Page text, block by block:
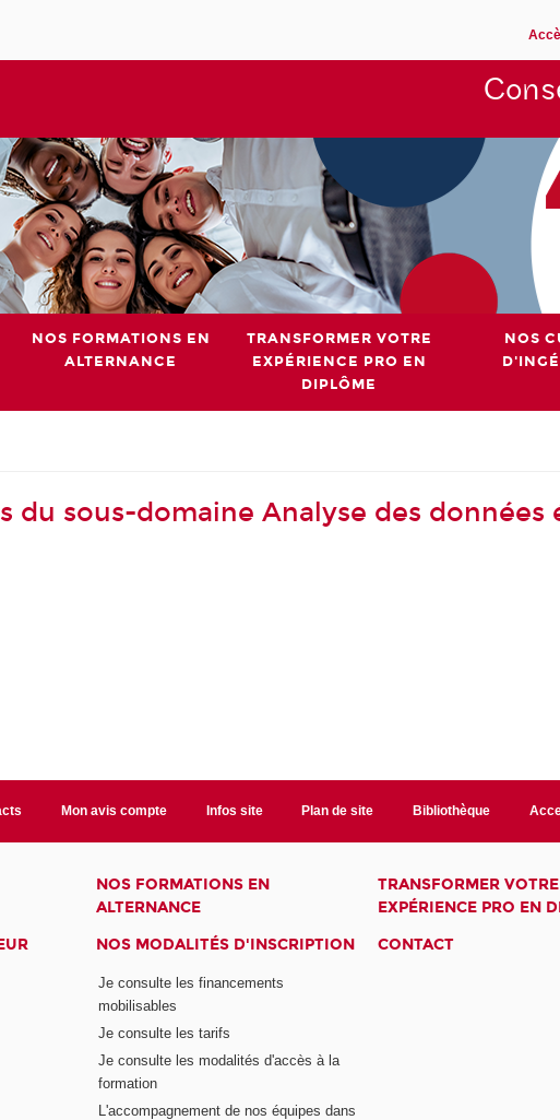
NOS FORMATIONS EN
ALTERNANCE
TRANSFORMER VOTRE
EXPÉRIENCE PRO EN
DIPLÔME
NOS
du sous-domaine Analyse des données
Mon avis compte Infos site Plan de site Bibliothèque
NOS FORMATIONS EN
ALTERNANCE
TRANSFORMER VOTRE
EXPÉRIENCE PRO EN
NOS MODALITÉS D'INSCRIPTION
Je consulte les financements
mobilisables
Je consulte les tarifs
Je consulte les modalités d'accès à la
formation
L'accompagnement de nos équipes dans
CONTACT